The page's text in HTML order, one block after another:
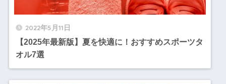
2022年5月11日
【2025年最新版】夏を快適に！おすすめスポーツタ
オル7選